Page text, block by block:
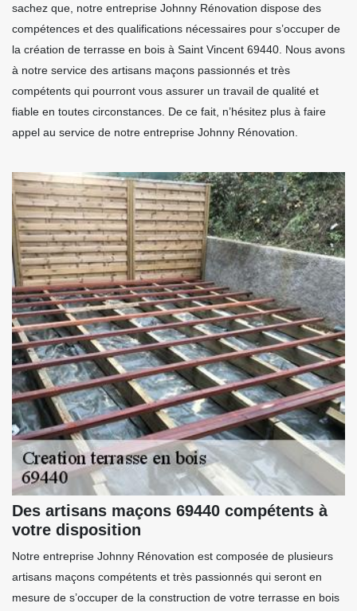
sachez que, notre entreprise Johnny Rénovation dispose des
compétences et des qualifications nécessaires pour s’occuper de
la création de terrasse en bois à Saint Vincent 69440. Nous avons
à notre service des artisans maçons passionnés et très
compétents qui pourront vous assurer un travail de qualité et
fiable en toutes circonstances. De ce fait, n’hésitez plus à faire
appel au service de notre entreprise Johnny Rénovation.
Des artisans maçons 69440 compétents à
votre disposition
Notre entreprise Johnny Rénovation est composée de plusieurs
artisans maçons compétents et très passionnés qui seront en
mesure de s’occuper de la construction de votre terrasse en bois